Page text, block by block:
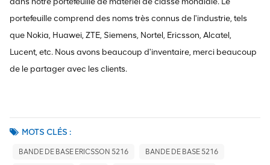
portefeuille comprend des noms très connus de l'industrie, tels
que Nokia, Huawei, ZTE, Siemens, Nortel, Ericsson, Alcatel,
Lucent, etc. Nous avons beaucoup d'inventaire, merci beaucoup
de le partager avec les clients.
MOTS CLÉS :
BANDE DE BASE ERICSSON 5216 BANDE DE BASE 5216